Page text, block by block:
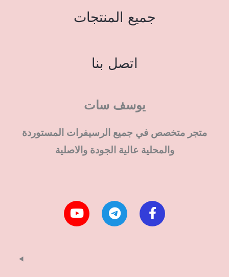
جميع المنتجات
اتصل بنا
يوسف سات
متجر متخصص في جميع الرسيفرات المستوردة
والمحلية عالية الجودة والاصلية